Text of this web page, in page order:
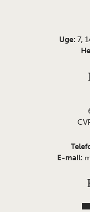
Uge: 7,
E-mail: